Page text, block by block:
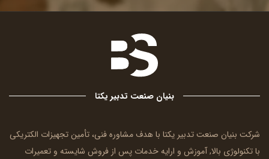
بنیان صنعت تدبیر یکتا
شرکت بنیان صنعت تدبیر یکتا با هدف مشاوره فنی، تأمین تجهیزات الکتریکی
با تکنولوژی بالا, آموزش و ارایه خدمات پس از فروش شایسته و تعمیرات